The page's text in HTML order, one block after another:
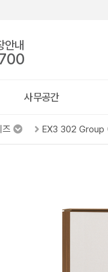
안내
사무공간
즈 EX3 302 Group